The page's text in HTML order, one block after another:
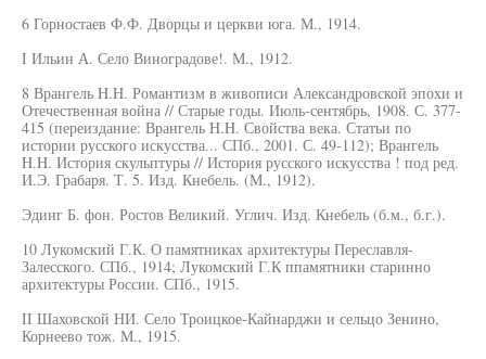
6 Горностаев Ф.Ф. Дворцы и церкви юга. М., 1914.
I Ильин А. Село Виноградове!. М., 1912.
8 Врангель H.H. Романтизм в живописи Александровской эпохи и
Отечественная война // Старые годы. Июль-сентябрь, 1908. С. 377-
415 (переиздание: Врангель H.H. Свойства века. Статьи по
истории русского искусства... СПб., 2001. С. 49-112); Врангель
H.H. История скульптуры // История русского искусства ! под ред.
И.Э. Грабаря. Т. 5. Изд. Кнебель. (М., 1912).
Эдинг Б. фон. Ростов Великий. Углич. Изд. Кнебель (б.м., б.г.).
10 Лукомский Г.К. О памятниках архитектуры Переславля-
Залесского. СПб., 1914; Лукомский Г.К ппамятники старинно
архитектуры России. СПб., 1915.
II Шаховской НИ. Село Троицкое-Кайнарджи и сельцо Зенино,
Корнеево тож. М., 1915.